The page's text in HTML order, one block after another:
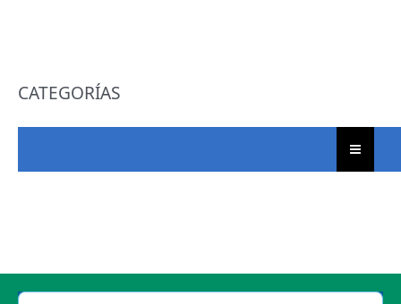
CATEGORÍAS